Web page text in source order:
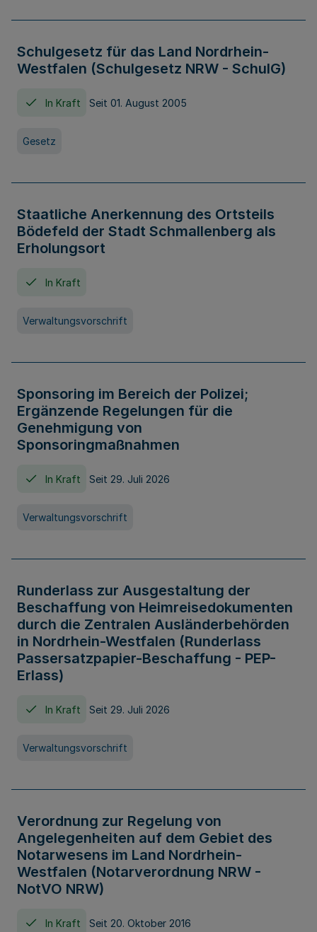
Schulgesetz für das Land Nordrhein-
Westfalen (Schulgesetz NRW - SchulG)
In Kraft Seit 01. August 2005
Gesetz
Staatliche Anerkennung des Ortsteils
Bödefeld der Stadt Schmallenberg als
Erholungsort
In Kraft
Verwaltungsvorschrift
Sponsoring im Bereich der Polizei;
Ergänzende Regelungen für die
Genehmigung von
Sponsoringmaßnahmen
In Kraft Seit 29. Juli 2026
Verwaltungsvorschrift
Runderlass zur Ausgestaltung der
Beschaffung von Heimreisedokumenten
durch die Zentralen Ausländerbehörden
in Nordrhein-Westfalen (Runderlass
Passersatzpapier-Beschaffung - PEP-
Erlass)
In Kraft Seit 29. Juli 2026
Verwaltungsvorschrift
Verordnung zur Regelung von
Angelegenheiten auf dem Gebiet des
Notarwesens im Land Nordrhein-
Westfalen (Notarverordnung NRW -
NotVO NRW)
In Kraft Seit 20. Oktober 2016